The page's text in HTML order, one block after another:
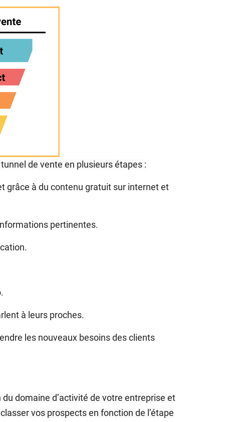
de vente en plusieurs étapes :
grâce à du contenu gratuit sur internet et
pertinentes.
à leurs proches.
les nouveaux besoins des clients
domaine d’activité de votre entreprise et
vos prospects en fonction de l’étape